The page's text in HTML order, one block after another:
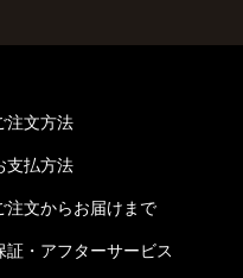
注文方法
支払方法
注文からお届けまで
証・アフターサービス